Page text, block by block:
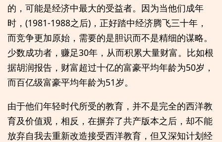
的，可能是经济中最大的受益者。因为当他们成年
时，(1981-1988之后)，正好踏中经济腾飞三十年，
而竞争更加原始，需要的是胆识而不是精细的谋略。
少数成功者，赚足30年，从而积累大量财富。比如根
据胡润报告，财富超过十亿的富豪平均年龄为50岁，
而百亿级富豪平均年龄为51岁。
由于他们年轻时代所受的教育，并不是完全的西洋教
育及价值观，相反，在摒弃了共产版本之后，却不能
放弃自我去重新改造接受西洋教育，但又深知计划经